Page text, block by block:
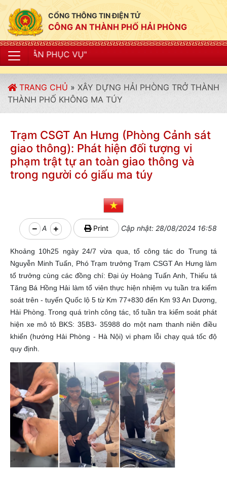
CỔNG THÔNG TIN ĐIỆN TỬ
CÔNG AN THÀNH PHỐ HẢI PHÒNG
TRANG CHỦ » XÂY DỰNG HẢI PHÒNG TRỞ THÀNH
THÀNH PHỐ KHÔNG MA TÚY
Trạm CSGT An Hưng (Phòng Cảnh sát
giao thông): Phát hiện đối tượng vi
phạm trật tự an toàn giao thông và
trong người có giấu ma túy
A Print Cập nhật: 28/08/2024 16:58
Khoảng 10h25 ngày 24/7 vừa qua, tổ công tác do Trung tá
Nguyễn Minh Tuấn, Phó Trạm trưởng Trạm CSGT An Hưng làm
tổ trưởng cùng các đồng chí: Đại úy Hoàng Tuấn Anh, Thiếu tá
Tăng Bá Hồng Hải làm tổ viên thực hiện nhiệm vụ tuần tra kiểm
soát trên - tuyến Quốc lộ 5 từ Km 77+830 đến Km 93 An Dương,
Hải Phòng. Trong quá trình công tác, tổ tuần tra kiểm soát phát
hiện xe mô tô BKS: 35B3- 35988 do một nam thanh niên điều
khiển (hướng Hải Phòng - Hà Nội) vi phạm lỗi chạy quá tốc độ
quy định.